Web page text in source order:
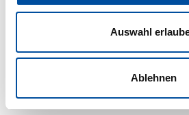
zu können und die Zugriffe auf
analysieren. Außerdem geben wir
Verwendung unserer Website an
Partner führen diese Informationen
weiteren Daten zusammen, die Sie
Auswahl
Ablehnen